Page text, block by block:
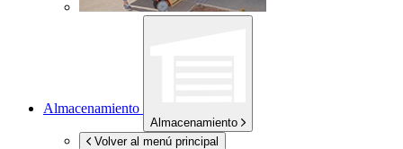
Almacenamiento
Almacenamiento
Volver al menú principal